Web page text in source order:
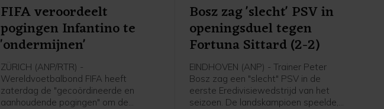
FIFA veroordeelt
pogingen Infantino te
'ondermijnen'
ZÜRICH (ANP/RTR) -
Wereldvoetbalbond FIFA heeft
zaterdag de "gecoördineerde en
aanhoudende pogingen" om de
Bosz zag 'slecht' PSV in
openingsduel tegen
Fortuna Sittard (2-2)
EINDHOVEN (ANP) - Trainer Peter
Bosz zag een "slecht" PSV in de
eerste Eredivisiewedstrijd van het
seizoen. De landskampioen speelde,